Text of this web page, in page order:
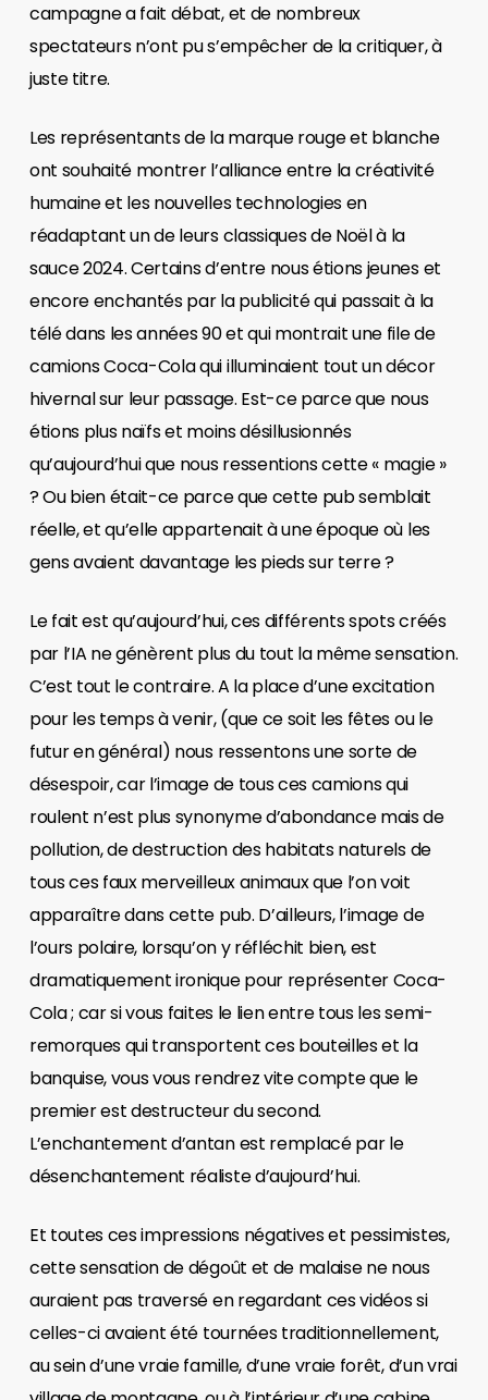
campagne a fait débat, et de nombreux
spectateurs n’ont pu s’empêcher de la critiquer, à
juste titre.
Les représentants de la marque rouge et blanche
ont souhaité montrer l’alliance entre la créativité
humaine et les nouvelles technologies en
réadaptant un de leurs classiques de Noël à la
sauce 2024. Certains d’entre nous étions jeunes et
encore enchantés par la publicité qui passait à la
télé dans les années 90 et qui montrait une file de
camions Coca-Cola qui illuminaient tout un décor
hivernal sur leur passage. Est-ce parce que nous
étions plus naïfs et moins désillusionnés
qu’aujourd’hui que nous ressentions cette « magie »
? Ou bien était-ce parce que cette pub semblait
réelle, et qu’elle appartenait à une époque où les
gens avaient davantage les pieds sur terre ?
Le fait est qu’aujourd’hui, ces différents spots créés
par l’IA ne génèrent plus du tout la même sensation.
C’est tout le contraire. A la place d’une excitation
pour les temps à venir, (que ce soit les fêtes ou le
futur en général) nous ressentons une sorte de
désespoir, car l’image de tous ces camions qui
roulent n’est plus synonyme d’abondance mais de
pollution, de destruction des habitats naturels de
tous ces faux merveilleux animaux que l’on voit
apparaître dans cette pub. D’ailleurs, l’image de
l’ours polaire, lorsqu’on y réfléchit bien, est
dramatiquement ironique pour représenter Coca-
Cola ; car si vous faites le lien entre tous les semi-
remorques qui transportent ces bouteilles et la
banquise, vous vous rendrez vite compte que le
premier est destructeur du second.
L’enchantement d’antan est remplacé par le
désenchantement réaliste d’aujourd’hui.
Et toutes ces impressions négatives et pessimistes,
cette sensation de dégoût et de malaise ne nous
auraient pas traversé en regardant ces vidéos si
celles-ci avaient été tournées traditionnellement,
au sein d’une vraie famille, d’une vraie forêt, d’un vrai